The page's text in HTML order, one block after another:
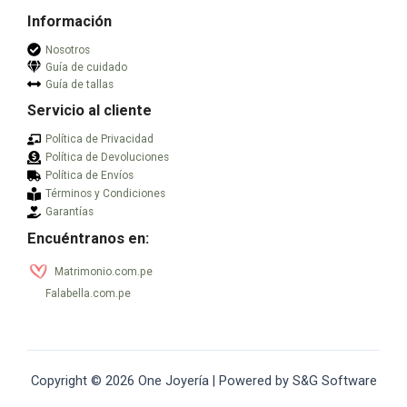
Información
Nosotros
Guía de cuidado
Guía de tallas
Servicio al cliente
Política de Privacidad
Política de Devoluciones
Política de Envíos
Términos y Condiciones
Garantías
Encuéntranos en:
Matrimonio.com.pe
Falabella.com.pe
Copyright © 2026 One Joyería | Powered by S&G Software